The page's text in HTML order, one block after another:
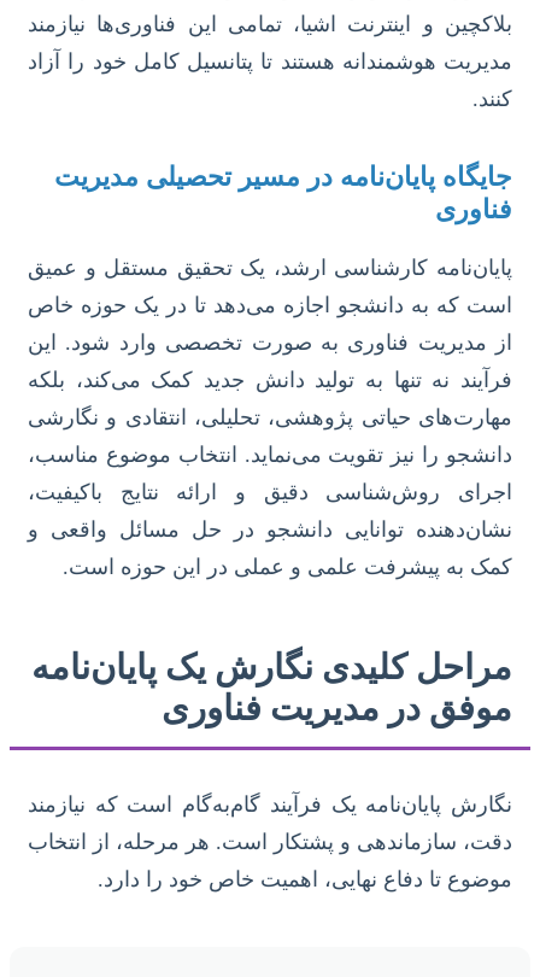
بلاکچین و اینترنت اشیا، تمامی این فناوری‌ها نیازمند
مدیریت هوشمندانه هستند تا پتانسیل کامل خود را آزاد
کنند.
جایگاه پایان‌نامه در مسیر تحصیلی مدیریت
فناوری
پایان‌نامه کارشناسی ارشد، یک تحقیق مستقل و عمیق
است که به دانشجو اجازه می‌دهد تا در یک حوزه خاص
از مدیریت فناوری به صورت تخصصی وارد شود. این
فرآیند نه تنها به تولید دانش جدید کمک می‌کند، بلکه
مهارت‌های حیاتی پژوهشی، تحلیلی، انتقادی و نگارشی
دانشجو را نیز تقویت می‌نماید. انتخاب موضوع مناسب،
اجرای روش‌شناسی دقیق و ارائه نتایج باکیفیت،
نشان‌دهنده توانایی دانشجو در حل مسائل واقعی و
کمک به پیشرفت علمی و عملی در این حوزه است.
مراحل کلیدی نگارش یک پایان‌نامه
موفق در مدیریت فناوری
نگارش پایان‌نامه یک فرآیند گام‌به‌گام است که نیازمند
دقت، سازماندهی و پشتکار است. هر مرحله، از انتخاب
موضوع تا دفاع نهایی، اهمیت خاص خود را دارد.